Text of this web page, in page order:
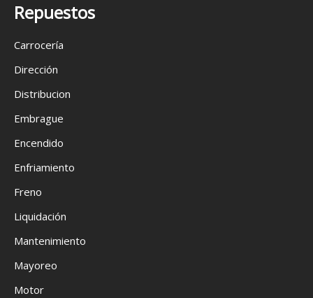
Repuestos
Carrocería
Dirección
Distribucion
Embrague
Encendido
Enfriamiento
Freno
Liquidación
Mantenimiento
Mayoreo
Motor